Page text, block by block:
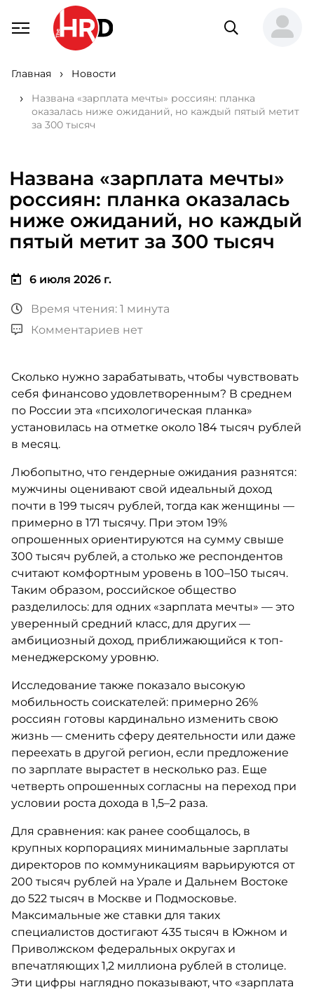
Главная
Новости
Названа «зарплата мечты» россиян: планка
оказалась ниже ожиданий, но каждый пятый метит
за 300 тысяч
Названа «зарплата мечты»
россиян: планка оказалась
ниже ожиданий, но каждый
пятый метит за 300 тысяч
6 июля 2026 г.
Время чтения: 1 минута
Комментариев нет
Сколько нужно зарабатывать, чтобы чувствовать
себя финансово удовлетворенным? В среднем
по России эта «психологическая планка»
установилась на отметке около 184 тысяч рублей
в месяц.
Любопытно, что гендерные ожидания разнятся:
мужчины оценивают свой идеальный доход
почти в 199 тысяч рублей, тогда как женщины —
примерно в 171 тысячу. При этом 19%
опрошенных ориентируются на сумму свыше
300 тысяч рублей, а столько же респондентов
считают комфортным уровень в 100–150 тысяч.
Таким образом, российское общество
разделилось: для одних «зарплата мечты» — это
уверенный средний класс, для других —
амбициозный доход, приближающийся к топ-
менеджерскому уровню.
Исследование также показало высокую
мобильность соискателей: примерно 26%
россиян готовы кардинально изменить свою
жизнь — сменить сферу деятельности или даже
переехать в другой регион, если предложение
по зарплате вырастет в несколько раз. Еще
четверть опрошенных согласны на переход при
условии роста дохода в 1,5–2 раза.
Для сравнения: как ранее сообщалось, в
крупных корпорациях минимальные зарплаты
директоров по коммуникациям варьируются от
200 тысяч рублей на Урале и Дальнем Востоке
до 522 тысяч в Москве и Подмосковье.
Максимальные же ставки для таких
специалистов достигают 435 тысяч в Южном и
Приволжском федеральных округах и
впечатляющих 1,2 миллиона рублей в столице.
Эти цифры наглядно показывают, что «зарплата